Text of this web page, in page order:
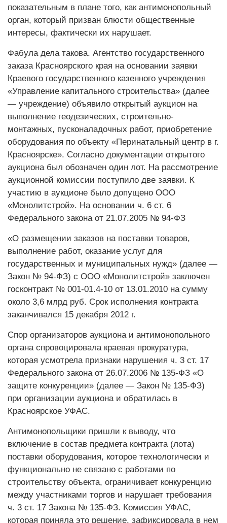
показательным в плане того, как антимонопольный
орган, который призван блюсти общественные
интересы, фактически их нарушает.
Фабула дела такова. Агентство государственного
заказа Красноярского края на основании заявки
Краевого государственного казенного учреждения
«Управление капитального строительства» (далее
— учреждение) объявило открытый аукцион на
выполнение геодезических, строительно-
монтажных, пусконаладочных работ, приобретение
оборудования по объекту «Перинатальный центр в г.
Красноярске». Согласно документации открытого
аукциона был обозначен один лот. На рассмотрение
аукционной комиссии поступило две заявки. К
участию в аукционе было допущено ООО
«Монолитстрой». На основании ч. 6 ст. 6
Федерального закона от 21.07.2005 № 94-ФЗ
«О размещении заказов на поставки товаров,
выполнение работ, оказание услуг для
государственных и муниципальных нужд» (далее —
Закон № 94-ФЗ) с ООО «Монолитстрой» заключен
госконтракт № 001-01.4-10 от 13.01.2010 на сумму
около 3,6 млрд руб. Срок исполнения контракта
заканчивался 15 декабря 2012 г.
Спор организаторов аукциона и антимонопольного
органа спровоцировала краевая прокуратура,
которая усмотрела признаки нарушения ч. 3 ст. 17
Федерального закона от 26.07.2006 № 135-ФЗ «О
защите конкуренции» (далее — Закон № 135-ФЗ)
при организации аукциона и обратилась в
Красноярское УФАС.
Антимонопольщики пришли к выводу, что
включение в состав предмета контракта (лота)
поставки оборудования, которое технологически и
функционально не связано с работами по
строительству объекта, ограничивает конкуренцию
между участниками торгов и нарушает требования
ч. 3 ст. 17 Закона № 135-ФЗ. Комиссия УФАС,
которая приняла это решение, зафиксировала в нем